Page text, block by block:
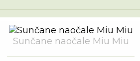
Sunčane naočale Miu Miu